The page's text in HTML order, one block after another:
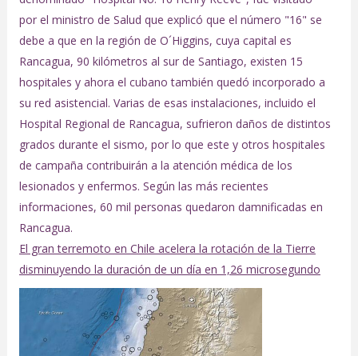
por el ministro de Salud que explicó que el número "16" se
debe a que en la región de O´Higgins, cuya capital es
Rancagua, 90 kilómetros al sur de Santiago, existen 15
hospitales y ahora el cubano también quedó incorporado a
su red asistencial. Varias de esas instalaciones, incluido el
Hospital Regional de Rancagua, sufrieron daños de distintos
grados durante el sismo, por lo que este y otros hospitales
de campaña contribuirán a la atención médica de los
lesionados y enfermos. Según las más recientes
informaciones, 60 mil personas quedaron damnificadas en
Rancagua.
El gran terremoto en Chile acelera la rotación de la Tierre
disminuyendo la duración de un día en 1,26 microsegundo